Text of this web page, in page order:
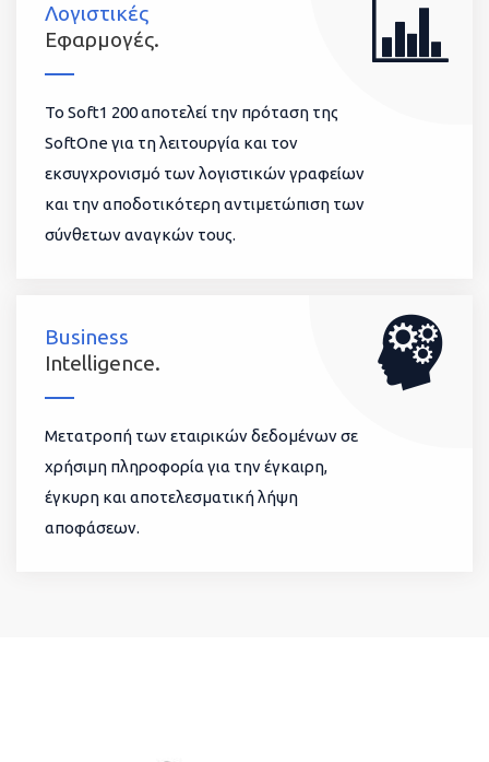
Λογιστικές
Εφαρμογές.
To Soft1 200 αποτελεί την πρόταση της
SoftOne για τη λειτουργία και τον
εκσυγχρονισμό των λογιστικών γραφείων
και την αποδοτικότερη αντιμετώπιση των
σύνθετων αναγκών τους.
Business
Intelligence.
Μετατροπή των εταιρικών δεδομένων σε
χρήσιμη πληροφορία για την έγκαιρη,
έγκυρη και αποτελεσματική λήψη
αποφάσεων.